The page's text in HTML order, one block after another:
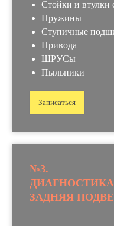
Стойки и втулки
Пружины
Ступичные
Привода
ШРУСы
Пыльники
Записаться
№3.
ДИАГНОСТИКА
ЗАДНЯЯ